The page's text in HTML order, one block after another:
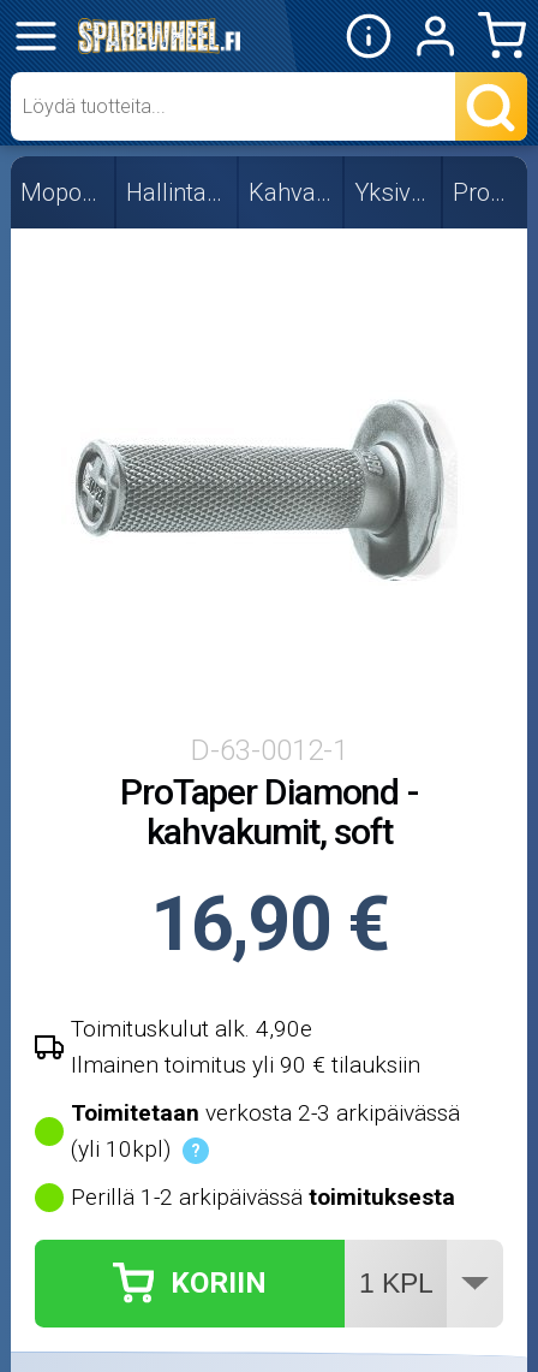
✕
Mopon osat
101_Octane
Ariete
Husqvarna
Magura
Skootterin osat
Crossipyörän osat
Moottorikelkan osat
Mopoauton osat
Mönkijän osat
Ajovarusteet
Nastarenkaat
Mopon osat Hallintalaitteet Kahvakumit Yksiväriset ProTaper
D-63-0012-1
ProTaper Diamond -
kahvakumit, soft
16,90 €
Toimituskulut alk. 4,90e
Ilmainen toimitus yli 90 € tilauksiin
Toimitetaan verkosta 2-3 arkipäivässä
(yli 10kpl)
?
Perillä 1-2 arkipäivässätoimituksesta
KORIIN